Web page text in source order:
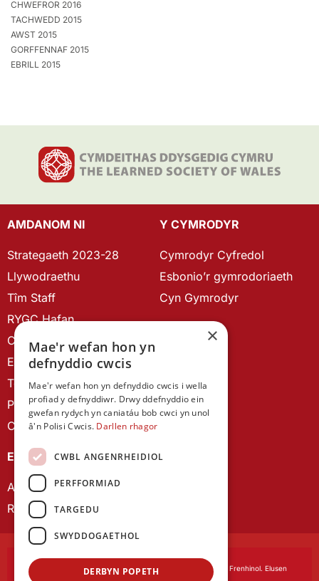
CHWEFROR 2016
TACHWEDD 2015
AWST 2015
GORFFENNAF 2015
EBRILL 2015
AMDANOM NI
Strategaeth 2023-28
Llywodraethu
Tîm Staff
RYGC Hafan
Canllawiau brandio
Ein Hanes
Telerau ac Amodau
Polisi Preifatrwydd
Cysylltu â ni
Y CYMRODYR
Cymrodyr Cyfredol
Esbonio’r gymrodoriaeth
Cyn Gymrodyr
EIN CYHOEDDIADAU
Astudiaethau Cymreig
Rhwydwaith Ymchwil Gyrfa Cynnar
Cymdeithas Ddysgedig Cymru, corfforedig drwy Siarter Frenhinol. Elusen
×
Mae'r wefan hon yn
defnyddio cwcis
Mae'r wefan hon yn defnyddio cwcis i wella
profiad y defnyddiwr. Drwy ddefnyddio ein
gwefan rydych yn caniatáu bob cwci yn unol
â'n Polisi Cwcis. Darllen rhagor
CWBL ANGENRHEIDIOL
PERFFORMIAD
TARGEDU
SWYDDOGAETHOL
DERBYN POPETH